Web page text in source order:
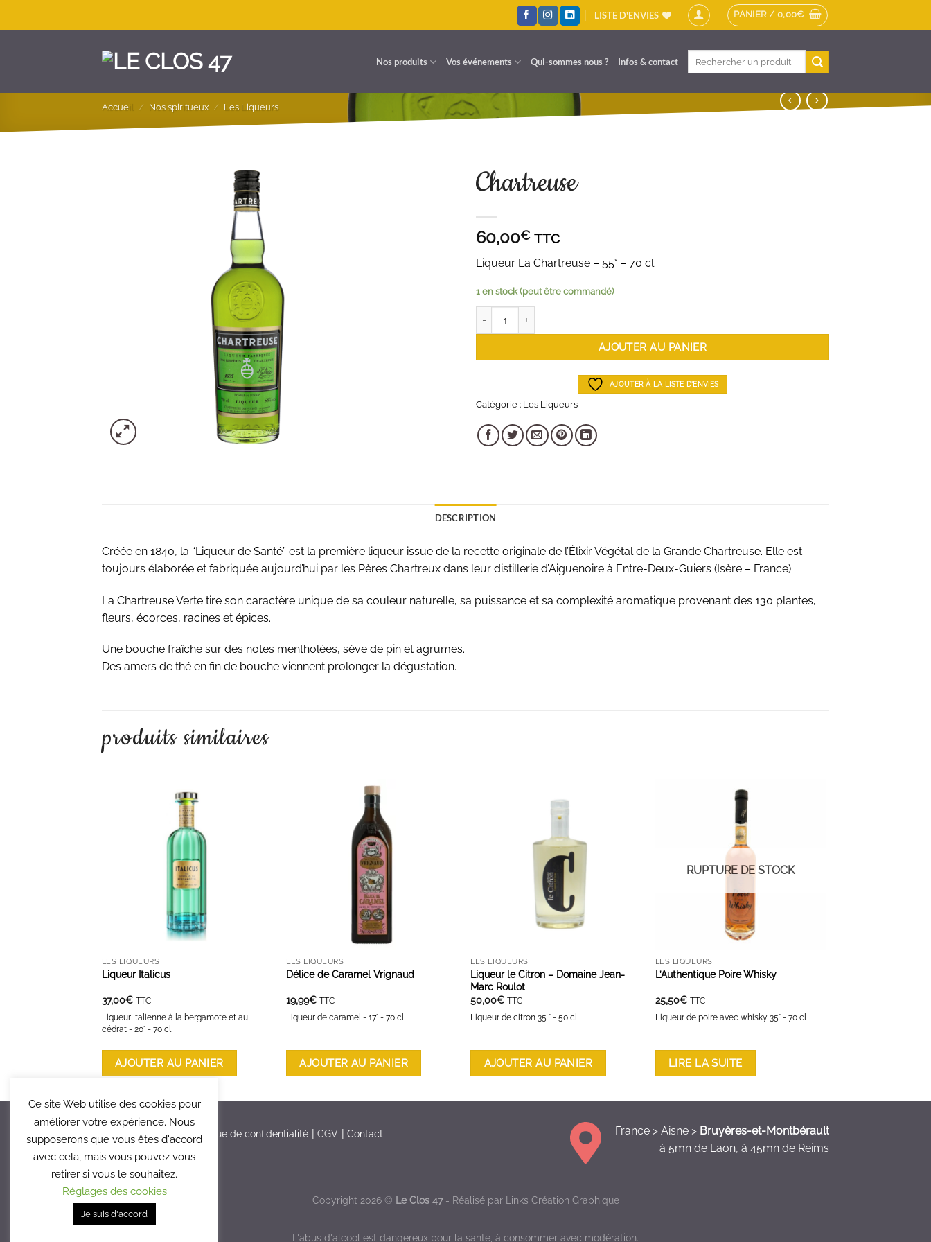
LISTE D'ENVIES PANIER / 0,00€
Nos produits Vos événements Qui-sommes nous ? Infos & contact
Recherche
Accueil / Nos spiritueux / Les Liqueurs
Chartreuse
60,00€ TTC
Liqueur La Chartreuse – 55° – 70 cl
1 en stock (peut être commandé)
AJOUTER AU PANIER
AJOUTER À LA LISTE D'ENVIES
Catégorie : Les Liqueurs
DESCRIPTION
Créée en 1840, la “Liqueur de Santé” est la première liqueur issue de la recette originale de l’Élixir Végétal de la Grande Chartreuse. Elle est
toujours élaborée et fabriquée aujourd’hui par les Pères Chartreux dans leur distillerie d’Aiguenoire à Entre-Deux-Guiers (Isère – France).
La Chartreuse Verte tire son caractère unique de sa couleur naturelle, sa puissance et sa complexité aromatique provenant des 130 plantes,
fleurs, écorces, racines et épices.
Une bouche fraîche sur des notes mentholées, sève de pin et agrumes.
Des amers de thé en fin de bouche viennent prolonger la dégustation.
produits similaires
AJOUTER À LA LISTE D'ENVIES
LES LIQUEURS
Liqueur Italicus
37,00€ TTC
Liqueur Italienne à la bergamote et au
cédrat - 20° - 70 cl
AJOUTER AU PANIER
AJOUTER À LA LISTE D'ENVIES
LES LIQUEURS
Délice de Caramel Vrignaud
19,99€ TTC
Liqueur de caramel - 17° - 70 cl
AJOUTER AU PANIER
AJOUTER À LA LISTE D'ENVIES
LES LIQUEURS
Liqueur le Citron – Domaine Jean-
Marc Roulot
50,00€ TTC
Liqueur de citron 35 ° - 50 cl
AJOUTER AU PANIER
AJOUTER À LA LISTE D'ENVIES
RUPTURE DE STOCK
LES LIQUEURS
L’Authentique Poire Whisky
25,50€ TTC
Liqueur de poire avec whisky 35° - 70 cl
LIRE LA SUITE
Mentions légales Politique de confidentialité CGV Contact France > Aisne > Bruyères-et-Montbérault
à 5mn de Laon, à 45mn de Reims
Copyright 2026 © Le Clos 47- Réalisé par Links Création Graphique
L'abus d'alcool est dangereux pour la santé, à consommer avec modération.
Ce site Web utilise des cookies pour
améliorer votre expérience. Nous
supposerons que vous êtes d'accord
avec cela, mais vous pouvez vous
retirer si vous le souhaitez.
Réglages des cookies
Je suis d'accord